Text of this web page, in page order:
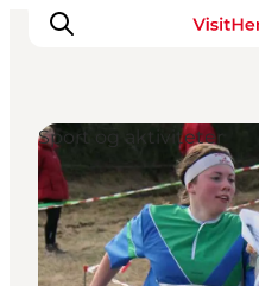
Det sker
Spis, drik og shop
Kunstlandet
Sport og aktiviteter